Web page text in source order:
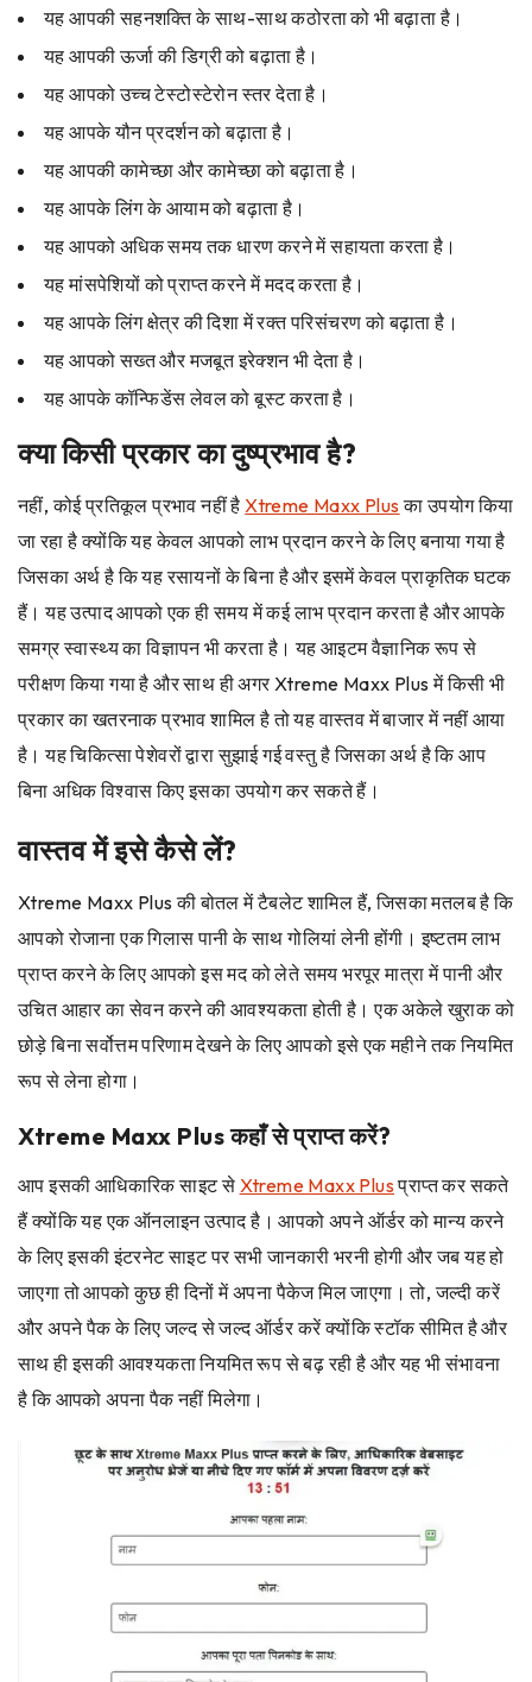
यह आपकी सहनशक्ति के साथ-साथ कठोरता को भी बढ़ाता है।
यह आपकी ऊर्जा की डिग्री को बढ़ाता है।
यह आपको उच्च टेस्टोस्टेरोन स्तर देता है।
यह आपके यौन प्रदर्शन को बढ़ाता है।
यह आपकी कामेच्छा और कामेच्छा को बढ़ाता है।
यह आपके लिंग के आयाम को बढ़ाता है।
यह आपको अधिक समय तक धारण करने में सहायता करता है।
यह मांसपेशियों को प्राप्त करने में मदद करता है।
यह आपके लिंग क्षेत्र की दिशा में रक्त परिसंचरण को बढ़ाता है।
यह आपको सख्त और मजबूत इरेक्शन भी देता है।
यह आपके कॉन्फिडेंस लेवल को बूस्ट करता है।
क्या किसी प्रकार का दुष्प्रभाव है?
नहीं, कोई प्रतिकूल प्रभाव नहीं हैXtreme Maxx Plusका उपयोग किया
जा रहा है क्योंकि यह केवल आपको लाभ प्रदान करने के लिए बनाया गया है
जिसका अर्थ है कि यह रसायनों के बिना है और इसमें केवल प्राकृतिक घटक
हैं। यह उत्पाद आपको एक ही समय में कई लाभ प्रदान करता है और आपके
समग्र स्वास्थ्य का विज्ञापन भी करता है। यह आइटम वैज्ञानिक रूप से
परीक्षण किया गया है और साथ ही अगर Xtreme Maxx Plus में किसी भी
प्रकार का खतरनाक प्रभाव शामिल है तो यह वास्तव में बाजार में नहीं आया
है। यह चिकित्सा पेशेवरों द्वारा सुझाई गई वस्तु है जिसका अर्थ है कि आप
बिना अधिक विश्वास किए इसका उपयोग कर सकते हैं।
वास्तव में इसे कैसे लें?
Xtreme Maxx Plus की बोतल में टैबलेट शामिल हैं, जिसका मतलब है कि
आपको रोजाना एक गिलास पानी के साथ गोलियां लेनी होंगी। इष्टतम लाभ
प्राप्त करने के लिए आपको इस मद को लेते समय भरपूर मात्रा में पानी और
उचित आहार का सेवन करने की आवश्यकता होती है। एक अकेले खुराक को
छोड़े बिना सर्वोत्तम परिणाम देखने के लिए आपको इसे एक महीने तक नियमित
रूप से लेना होगा।
Xtreme Maxx Plus कहाँ से प्राप्त करें?
आप इसकी आधिकारिक साइट से Xtreme Maxx Plusप्राप्त कर सकते
हैं क्योंकि यह एक ऑनलाइन उत्पाद है। आपको अपने ऑर्डर को मान्य करने
के लिए इसकी इंटरनेट साइट पर सभी जानकारी भरनी होगी और जब यह हो
जाएगा तो आपको कुछ ही दिनों में अपना पैकेज मिल जाएगा। तो, जल्दी करें
और अपने पैक के लिए जल्द से जल्द ऑर्डर करें क्योंकि स्टॉक सीमित है और
साथ ही इसकी आवश्यकता नियमित रूप से बढ़ रही है और यह भी संभावना
है कि आपको अपना पैक नहीं मिलेगा।